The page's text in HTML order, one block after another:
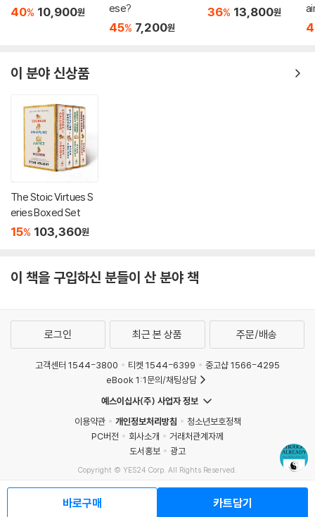
40% 10,900원
ese?
45% 7,200원
36% 13,800원
이 분야 신상품
The Stoic Virtues S
eries Boxed Set
15% 103,360원
이 책을 구입하신 분들이 산 분야 책
바로구매 카트담기
로그인 최근 본 상품 주문/배송
고객센터 1544-3800 티켓 1544-6399
중고샵 1566-4295
eBook 1:1문의/채팅상담
예스이십사(주) 사업자 정보
이용약관
개인정보처리방침
청소년보호정책
PC버전
회사소개
거래처관계자께
도서홍보
광고
Copyright © YES24 Corp. All Rights Reserved.